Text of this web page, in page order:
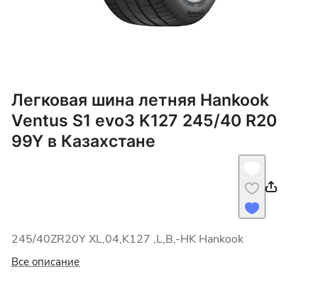
Легковая шина летняя Hankook
Ventus S1 evo3 K127 245/40 R20
99Y в Казахстане
245/40ZR20Y XL,04,K127 ,L,B,-HK Hankook
Все описание